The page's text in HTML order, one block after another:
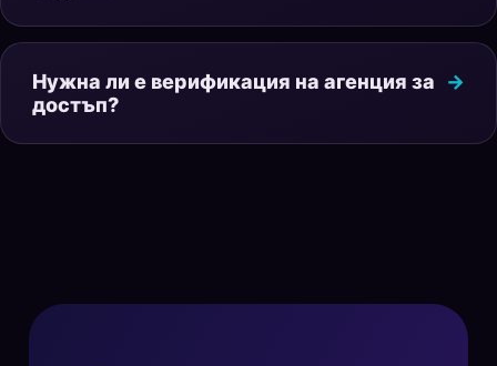
Нужна ли е верификация на агенция за
достъп?